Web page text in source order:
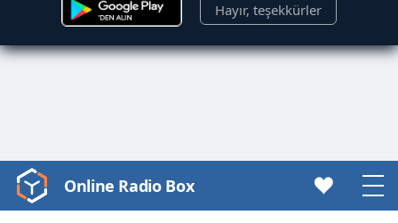
Hayır, teşekkürler
Video
Player
Online Radio Box